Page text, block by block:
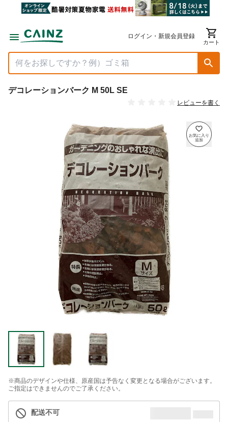
ログイン・新規会員登録
カート
デコレーションバーク M 50L SE
レビューを書く
※商品のデザインや仕様、原産国は予告なく変更となる場合がございます。
ご指定はできませんのでご了承ください。
配送不可